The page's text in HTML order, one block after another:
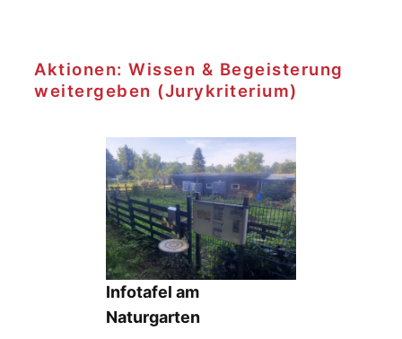
Aktionen: Wissen & Begeisterung
weitergeben (Jurykriterium)
Infotafel am
Naturgarten